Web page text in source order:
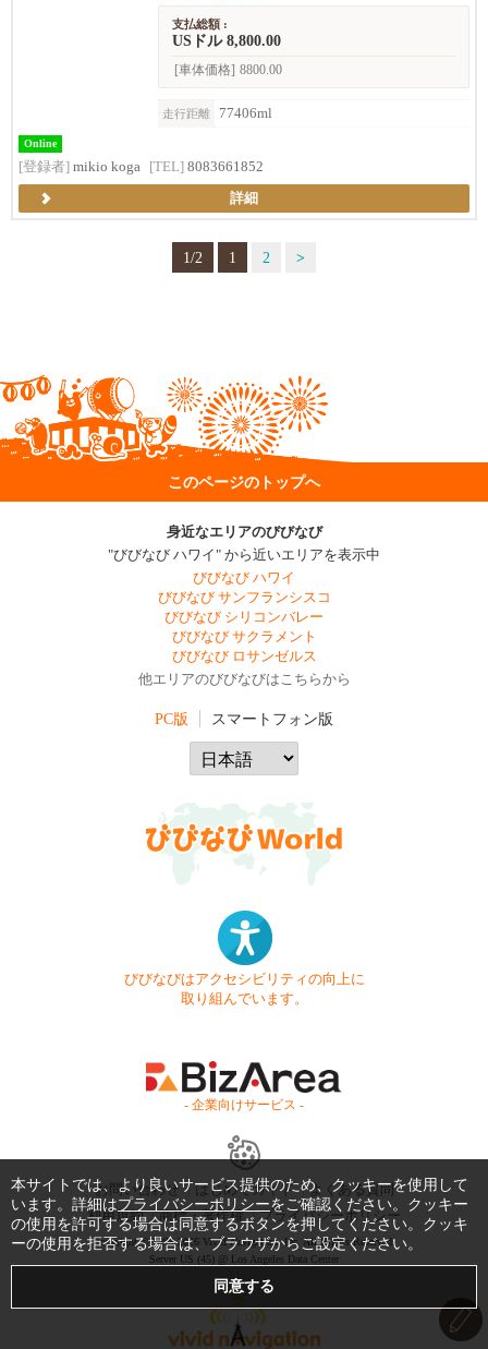
支払総額 :
USドル 8,800.00
[車体価格] 8800.00
走行距離 77406ml
Online
[登録者] mikio koga [TEL] 8083661852
詳細
1/2 1 2 >
このページのトップへ
身近なエリアのびびなび
"びびなび ハワイ" から近いエリアを表示中
びびなび ハワイ
びびなび サンフランシスコ
びびなび シリコンバレー
びびなび サクラメント
びびなび ロサンゼルス
他エリアのびびなびはこちらから
PC版 スマートフォン版
びびなびはアクセシビリティの向上に
取り組んでいます。
- 企業向けサービス -
お問い合わせ はじめてガイド
よくある質問
利用規約
商標・著作権 プライバシーポリシー
Copyright © 1999-2026 Vivid Navigation, Inc. All Rights Reserved.
Server US (45) @ Los Angeles Data Center
本サイトでは、より良いサービス提供のため、クッキーを使用して
います。詳細はプライバシーポリシーをご確認ください。クッキー
の使用を許可する場合は同意するボタンを押してください。クッキ
ーの使用を拒否する場合は、ブラウザからご設定ください。